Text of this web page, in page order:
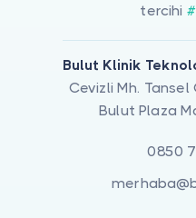
tercihi
Bulut Klinik
Cevizli Mh. Tansel
Bulut Plaza
0850